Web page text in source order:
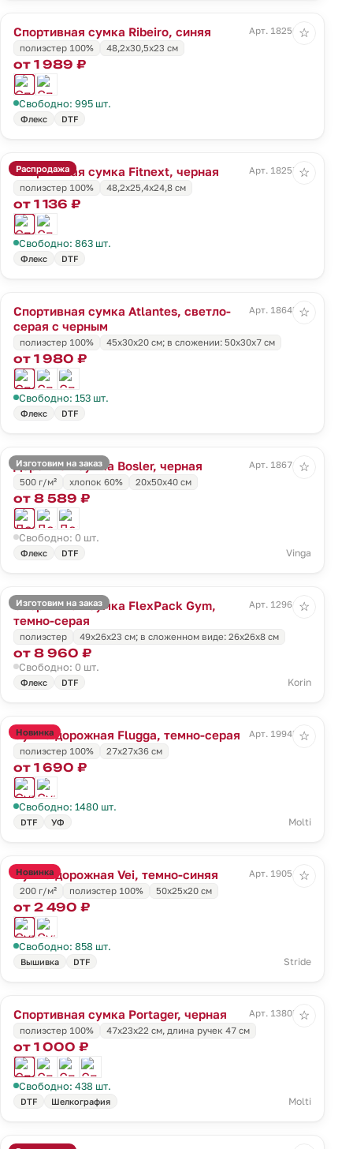
Спортивная сумка Ribeiro, синяя
Арт. 18256.40
полиэстер 100%
48,2x30,5x23 cм
от 1 989 ₽
Свободно: 995 шт.
Флекс DTF
☆
Распродажа
Спортивная сумка Fitnext, черная
Арт. 18257.30
полиэстер 100%
48,2х25,4х24,8 см
от 1 136 ₽
Свободно: 863 шт.
Флекс DTF
☆
Спортивная сумка Atlantes, светло-
серая с черным
Арт. 18645.13
полиэстер 100% 45х30х20 см; в сложении: 50х30х7 см
от 1 980 ₽
Свободно: 153 шт.
Флекс DTF
☆
Изготовим на заказ
Дорожная сумка Bosler, черная
Арт. 18671.30
500 г/м²
хлопок 60% 20х50х40 см
от 8 589 ₽
Свободно: 0 шт.
Флекс DTF Vinga
☆
Изготовим на заказ
Спортивная сумка FlexPack Gym,
темно-серая
Арт. 12961.11
полиэстер 49х26х23 см; в сложенном виде: 26х26х8 см
от 8 960 ₽
Свободно: 0 шт.
Флекс DTF Korin
☆
Новинка
Сумка дорожная Flugga, темно-серая
Арт. 19945.13
полиэстер 100%
27x27x36 см
от 1 690 ₽
Свободно: 1480 шт.
DTF УФ Molti
☆
Новинка
Сумка дорожная Vei, темно-синяя
Арт. 19051.40
200 г/м²
полиэстер 100% 50x25x20 см
от 2 490 ₽
Свободно: 858 шт.
Вышивка DTF Stride
☆
Спортивная сумка Portager, черная
Арт. 13805.30
полиэстер 100%
47х23x22 см, длина ручек 47 см
от 1 000 ₽
Свободно: 438 шт.
DTF Шелкография Molti
☆